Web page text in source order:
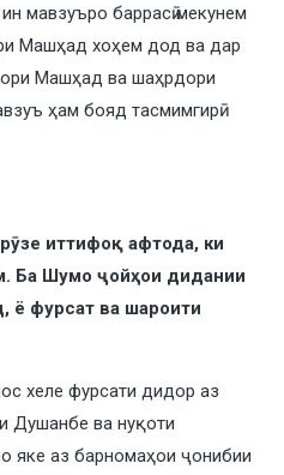
мавзуъро баррасӣ мекунем
Машҳад хоҳем дод ва дар
Машҳад ва шаҳрдори
ҳам бояд тасмимгирӣ
иттифоқ афтода, ки
Ба Шумо ҷойҳои дидании
ё фурсат ва шароити
хеле фурсати дидор аз
Душанбе ва нуқоти
яке аз барномаҳои ҷонибии